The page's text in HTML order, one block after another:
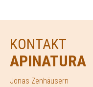
KONTAKT
APINATURA
Jonas Zenhäusern